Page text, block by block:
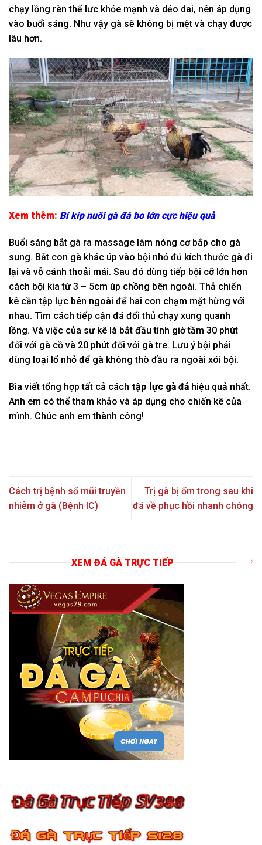
chạy lồng rèn thể lưc khỏe mạnh và dẻo dai, nên áp dụng
vào buổi sáng. Như vậy gà sẽ không bị mệt và chạy được
lâu hơn.
Xem thêm: Bí kíp nuôi gà đá bo lớn cực hiệu quả
Buổi sáng bắt gà ra massage làm nóng cơ bắp cho gà
sung. Bắt con gà khác úp vào bội nhỏ đủ kích thước gà đi
lại và vỗ cánh thoải mái. Sau đó dùng tiếp bội cỡ lớn hơn
cách bội kia từ 3 – 5cm úp chồng bên ngoài. Thả chiến
kê cần tập lực bên ngoài để hai con chạm mặt hừng với
nhau. Tìm cách tiếp cận đá đối thủ chạy xung quanh
lồng. Và việc của sư kê là bắt đầu tính giờ tầm 30 phút
đối với gà cồ và 20 phút đối với gà tre. Lưu ý bội phải
dùng loại lổ nhỏ để gà không thò đầu ra ngoài xói bội.
Bìa viết tổng hợp tất cả cách tập lực gà đá hiệu quả nhất.
Anh em có thể tham khảo và áp dụng cho chiến kê của
mình. Chúc anh em thành công!
Cách trị bệnh sổ mũi truyền
nhiễm ở gà (Bệnh IC)
Trị gà bị ốm trong sau khi
đá về phục hồi nhanh chóng
XEM ĐÁ GÀ TRỰC TIẾP